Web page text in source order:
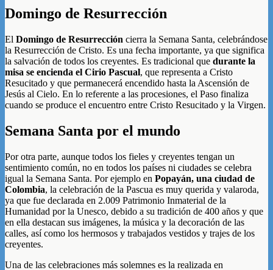
Domingo de Resurrección
El Domingo de Resurrección cierra la Semana Santa, celebrándose
la Resurrección de Cristo. Es una fecha importante, ya que significa
la salvación de todos los creyentes. Es tradicional que durante la
misa se encienda el Cirio Pascual, que representa a Cristo
Resucitado y que permanecerá encendido hasta la Ascensión de
Jesús al Cielo. En lo referente a las procesiones, el Paso finaliza
cuando se produce el encuentro entre Cristo Resucitado y la Virgen.
Semana Santa por el mundo
Por otra parte, aunque todos los fieles y creyentes tengan un
sentimiento común, no en todos los países ni ciudades se celebra
igual la Semana Santa. Por ejemplo en Popayán, una ciudad de
Colombia, la celebración de la Pascua es muy querida y valaroda,
ya que fue declarada en 2.009 Patrimonio Inmaterial de la
Humanidad por la Unesco, debido a su tradición de 400 años y que
en ella destacan sus imágenes, la música y la decoración de las
calles, así como los hermosos y trabajados vestidos y trajes de los
creyentes.
Una de las celebraciones más solemnes es la realizada en